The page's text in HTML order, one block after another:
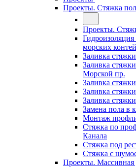
Проекты. Стяжка
Проекты.
морских
Заливка
Заливка
Морской пр.
Заливка
Заливка
Заливка
Замена пола в
Монтаж
Стяжка по
Канала
Стяжка под
Стяжка с
Проекты. Массивная